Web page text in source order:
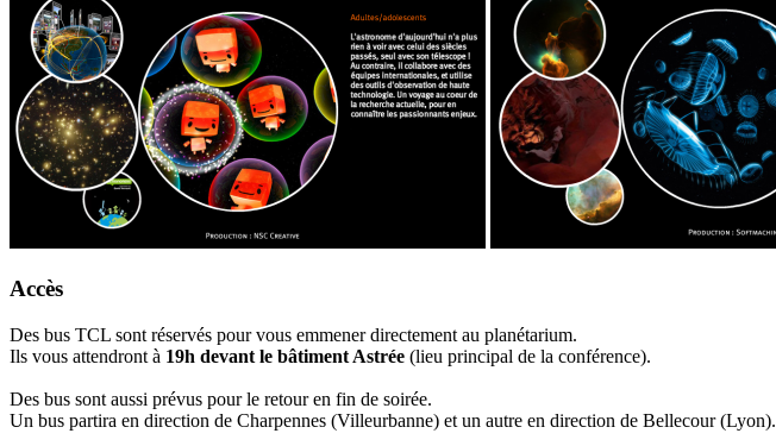
Accès
Des bus TCL sont réservés pour vous emmener directement au planétarium.
Ils vous attendront à 19h devant le bâtiment Astrée (lieu principal de la conférence).
Des bus sont aussi prévus pour le retour en fin de soirée.
Un bus partira en direction de Charpennes (Villeurbanne) et un autre en direction de Bellecour (Lyon).